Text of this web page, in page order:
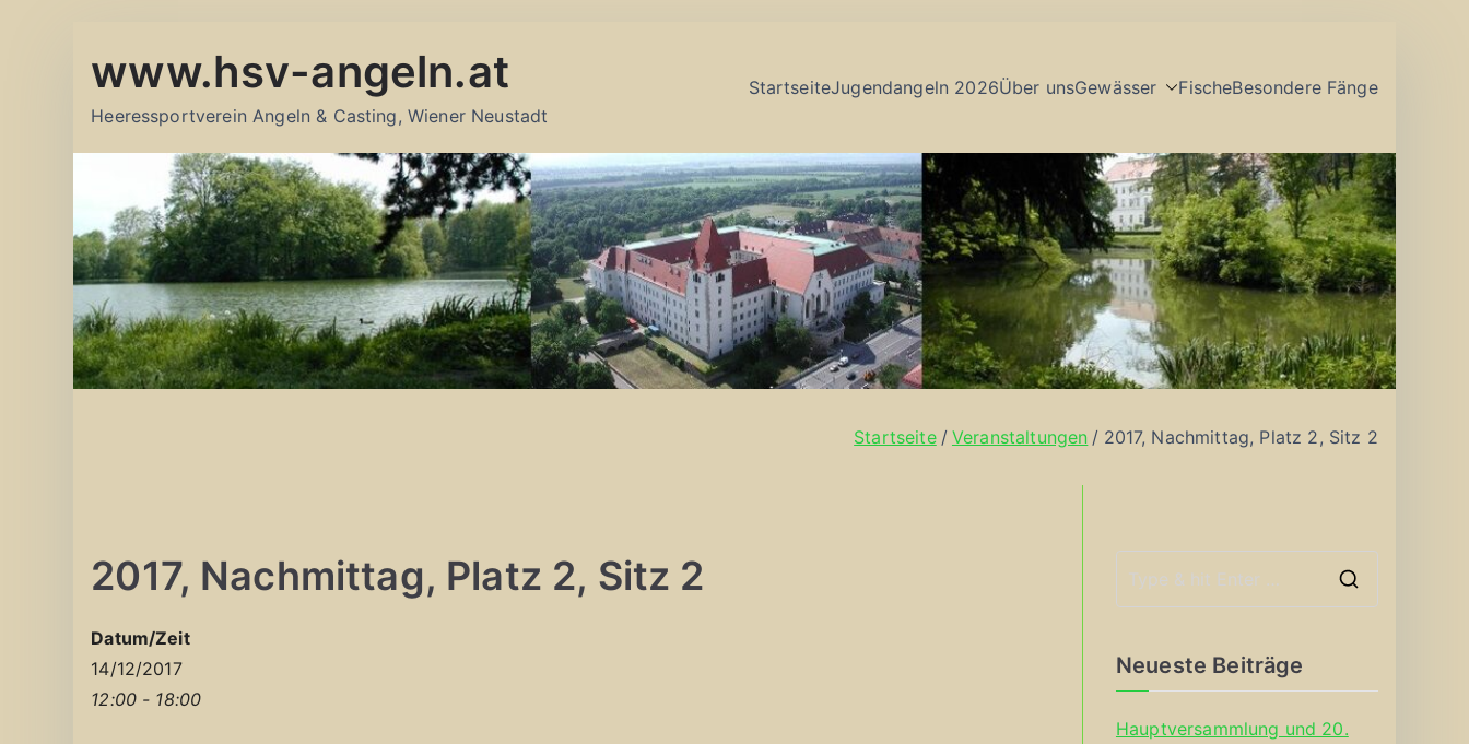
Inhalt
www.hsv-angeln.at
Heeressportverein Angeln & Casting, Wiener Neustadt
StartseiteJugendangeln 2026Über unsGewässer FischeBesondere Fänge
Startseite Veranstaltungen 2017, Nachmittag, Platz 2, Sitz 2
2017, Nachmittag, Platz 2, Sitz 2
Datum/Zeit
14/12/2017
12:00 - 18:00
Neueste Beiträge
Hauptversammlung und 20.